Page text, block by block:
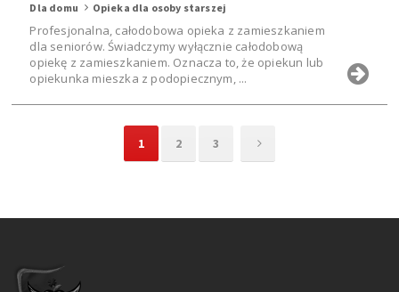
Dla domu Opieka dla osoby starszej
Profesjonalna, całodobowa opieka z zamieszkaniem
dla seniorów. Świadczymy wyłącznie całodobową
opiekę z zamieszkaniem. Oznacza to, że opiekun lub
opiekunka mieszka z podopiecznym, ...
1 2 3